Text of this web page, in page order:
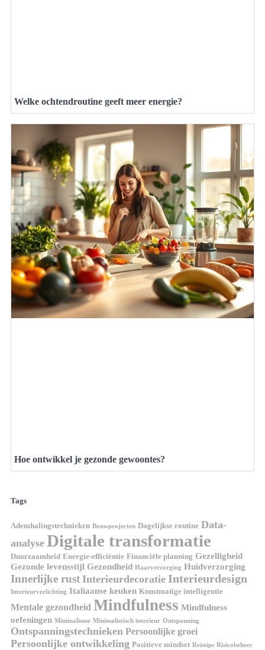
Welke ochtendroutine geeft meer energie?
Hoe ontwikkel je gezonde gewoontes?
Tags
Ademhalingstechnieken Bouwprojecten Dagelijkse routine Data-
analyse Digitale transformatie
Duurzaamheid Energie-efficiëntie Financiële planning Gezelligheid
Gezonde levensstijl Gezondheid Haarverzorging Huidverzorging
Innerlijke rust Interieurdecoratie Interieurdesign
Interieurverlichting Italiaanse keuken Kunstmatige intelligentie
Mentale gezondheid Mindfulness Mindfulness
oefeningen Minimalisme Minimalistisch interieur Ontspanning
Ontspanningstechnieken Persoonlijke groei
Persoonlijke ontwikkeling Positieve mindset Reistips Risicobeheer